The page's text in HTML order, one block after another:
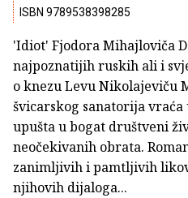
ISBN 9789538398285
'Idiot' Fjodora Mihajloviča
najpoznatijih ruskih ali i
o knezu Levu Nikolajeviču
švicarskog sanatorija
upušta u bogat društveni
neočekivanih obrata.
zanimljivih i pamtljivih
njihovih dijaloga...